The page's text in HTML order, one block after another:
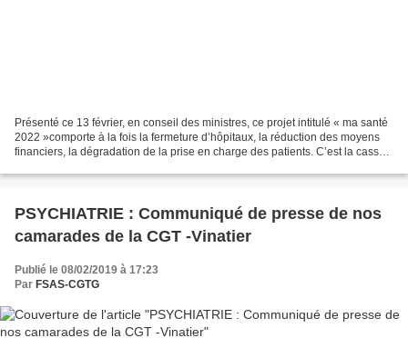
Présenté ce 13 février, en conseil des ministres, ce projet intitulé « ma santé
2022 »comporte à la fois la fermeture d’hôpitaux, la réduction des moyens
financiers, la dégradation de la prise en charge des patients. C’est la casse
PSYCHIATRIE : Communiqué de presse de nos
camarades de la CGT -Vinatier
Publié le 08/02/2019 à 17:23
Par FSAS-CGTG